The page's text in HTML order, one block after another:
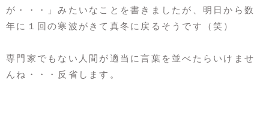
が・・・」みたいなことを書きましたが、明日から数
年に１回の寒波がきて真冬に戻るそうです（笑）
専門家でもない人間が適当に言葉を並べたらいけませ
んね・・・反省します。